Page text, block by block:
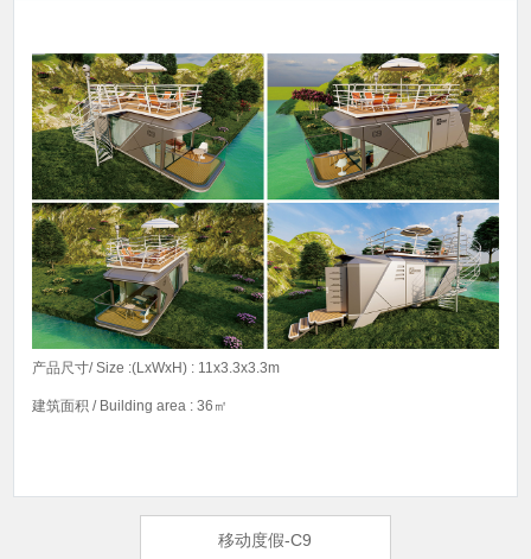
产品尺寸/ Size :(LxWxH) : 11x3.3x3.3m
建筑面积 / Building area : 36㎡
移动度假-C9